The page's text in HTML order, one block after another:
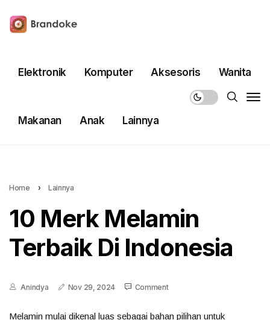
Elektronik Komputer Aksesoris Wanita
Makanan Anak Lainnya
Home › Lainnya
10 Merk Melamin
Terbaik Di Indonesia
Anindya Nov 29, 2024 Comment
Melamin mulai dikenal luas sebagai bahan pilihan untuk